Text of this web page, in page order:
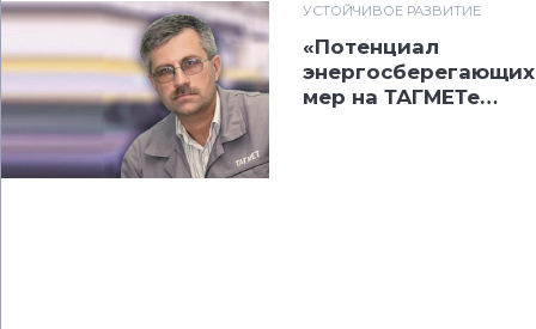
УСТОЙЧИВОЕ РАЗВИТИЕ
«Потенциал
энергосберегающих
мер на ТАГМЕТе